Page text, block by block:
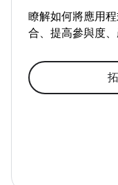
瞭解如何將應用
合、提高參與度、